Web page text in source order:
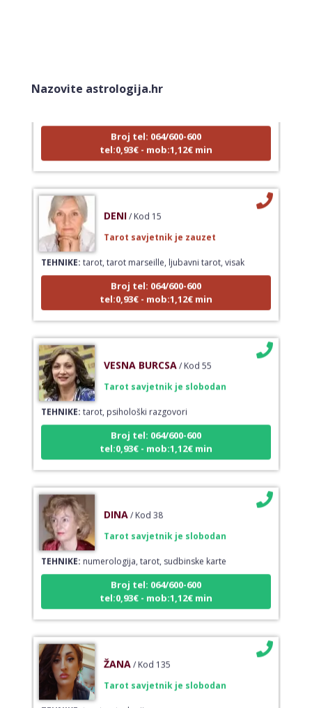
Nazovite astrologija.hr
Broj tel: 064/600-600
tel:0,93€ - mob:1,12€ min
TEHNIKE:tarot, tarot marseille, ljubavni tarot, visak
Broj tel: 064/600-600
tel:0,93€ - mob:1,12€ min
TEHNIKE:tarot, psihološki razgovori
Broj tel: 064/600-600
tel:0,93€ - mob:1,12€ min
TEHNIKE:numerologija, tarot, sudbinske karte
Broj tel: 064/600-600
tel:0,93€ - mob:1,12€ min
TEHNIKE:tarot, astrologija, rune